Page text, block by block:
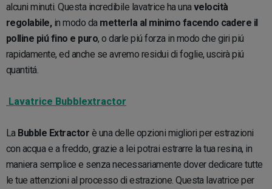
alcuni minuti. Questa incredibile lavatrice ha una velocità
regolabile,in modo da metterla al minimo facendo cadere il
polline piú fino e puro, o darle piú forza in modo che giri piú
rapidamente, ed anche se avremo residui di foglie, uscirà piú
quantitá.
Lavatrice Bubblextractor
La Bubble Extractor è una delle opzioni migliori per estrazioni
con acqua e a freddo, grazie a lei potrai estrarre la tua resina, in
maniera semplice e senza necessariamente dover dedicare tutte
le tue attenzioni al processo di estrazione. Questa lavatrice per